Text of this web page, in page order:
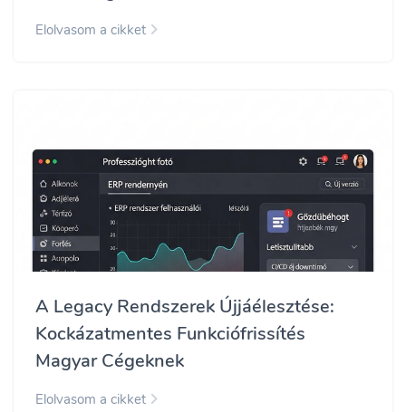
Elolvasom a cikket
A Legacy Rendszerek Újjáélesztése:
Kockázatmentes Funkciófrissítés
Magyar Cégeknek
Elolvasom a cikket